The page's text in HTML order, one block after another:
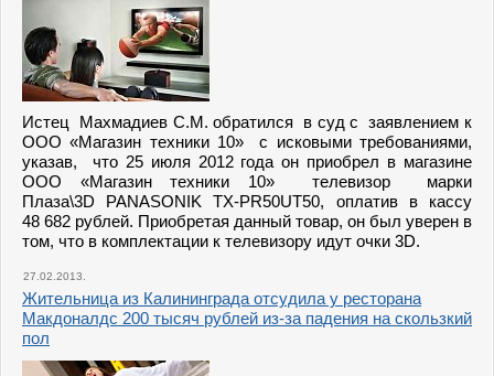
Истец Махмадиев С.М. обратился в суд с заявлением к
ООО «Магазин техники 10» с исковыми требованиями,
указав, что 25 июля 2012 года он приобрел в магазине
ООО «Магазин техники 10» телевизор марки
Плаза\3D PANASONIK TX-PR50UT50, оплатив в кассу
48 682 рублей. Приобретая данный товар, он был уверен в
том, что в комплектации к телевизору идут очки 3D.
27.02.2013.
Жительница из Калининграда отсудила у ресторана
Макдоналдс 200 тысяч рублей из-за падения на скользкий
пол